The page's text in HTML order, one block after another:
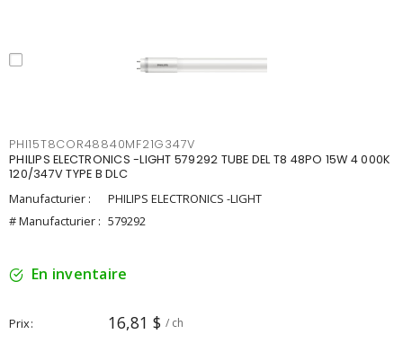
PHI15T8COR48840MF21G347V
PHILIPS ELECTRONICS -LIGHT 579292 TUBE DEL T8 48PO 15W 4 000K
120/347V TYPE B DLC
Manufacturier :
PHILIPS ELECTRONICS -LIGHT
# Manufacturier : 579292
En inventaire
Prix 16,81 $ / ch